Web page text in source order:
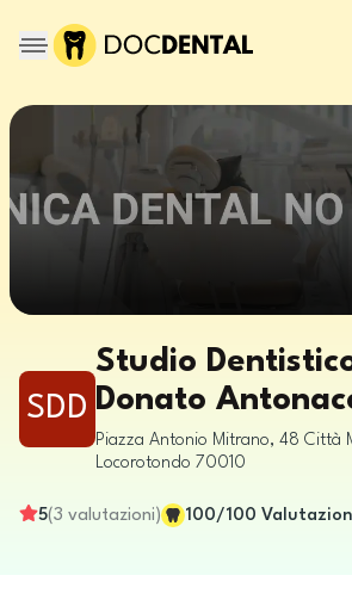
SDD
Studio
Donato
Piazza Antonio Mitrano, 48 Città
Locorotondo 70010
5(3 valutazioni) 100/100